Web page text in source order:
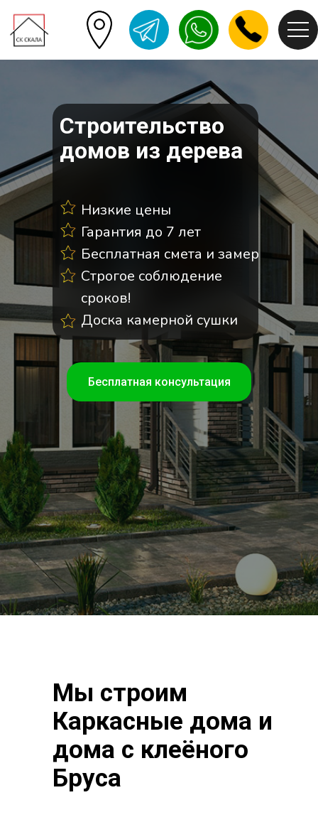
Строительство
домов из дерева
Бесплатная консультация
Низкие цены
Гарантия до 7 лет
Бесплатная смета и замер
Строгое соблюдение
сроков!
Доска камерной сушки
Мы строим
Каркасные дома и
дома с клеёного
Бруса